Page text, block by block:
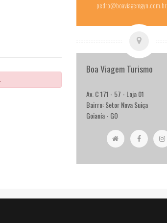
pedro@boaviagemgyn.com.br
Boa Viagem Turismo
Av. C 171 - 57 - Loja 01
Bairro: Setor Nova Suiça
Goiania - GO